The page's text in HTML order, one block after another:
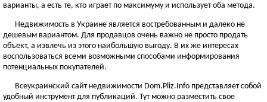
варианты, а есть те, кто играет по максимуму и использует оба метода.
Недвижимость в Украине является востребованным и далеко не
дешевым вариантом. Для продавцов очень важно не просто продать
объект, а извлечь из этого наибольшую выгоду. В их же интересах
воспользоваться всеми возможными способами информирования
потенциальных покупателей.
Всеукраинский сайт недвижимости Dom.Pliz.Info представляет собой
удобный инструмент для публикаций. Тут можно разместить свое